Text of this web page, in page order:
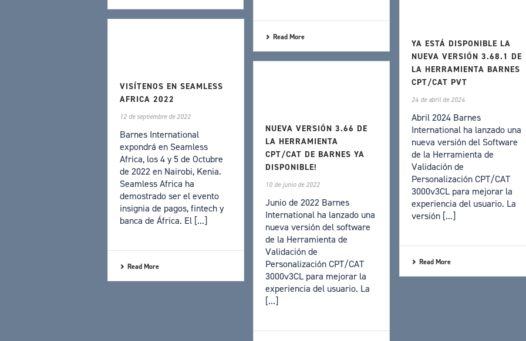
Read More
YA ESTÁ DISPONIBLE LA
NUEVA VERSIÓN 3.68.1 DE
LA HERRAMIENTA BARNES
CPT/CAT PVT
24 de abril de 2024
Abril 2024 Barnes
International ha lanzado una
nueva versión del Software
de la Herramienta de
Validación de
Personalización CPT/CAT
3000v3CL para mejorar la
experiencia del usuario. La
versión [...]
Read More
VISÍTENOS EN SEAMLESS
AFRICA 2022
12 de septiembre de 2022
Barnes International
expondrá en Seamless
Africa, los 4 y 5 de Octubre
de 2022 en Nairobi, Kenia.
Seamless Africa ha
demostrado ser el evento
insignia de pagos, fintech y
banca de África. El [...]
Read More
NUEVA VERSIÓN 3.66 DE
LA HERRAMIENTA
CPT/CAT DE BARNES YA
DISPONIBLE!
10 de junio de 2022
Junio de 2022 Barnes
International ha lanzado una
nueva versión del software
de la Herramienta de
Validación de
Personalización CPT/CAT
3000v3CL para mejorar la
experiencia del usuario. La
[...]